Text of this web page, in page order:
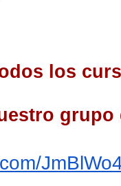
los
grupo